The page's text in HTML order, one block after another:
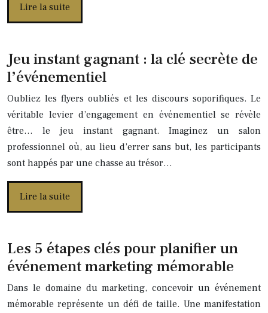
Lire la suite
Jeu instant gagnant : la clé secrète de
l’événementiel
Oubliez les flyers oubliés et les discours soporifiques. Le
véritable levier d’engagement en événementiel se révèle
être… le jeu instant gagnant. Imaginez un salon
professionnel où, au lieu d’errer sans but, les participants
sont happés par une chasse au trésor…
Lire la suite
Les 5 étapes clés pour planifier un
événement marketing mémorable
Dans le domaine du marketing, concevoir un événement
mémorable représente un défi de taille. Une manifestation